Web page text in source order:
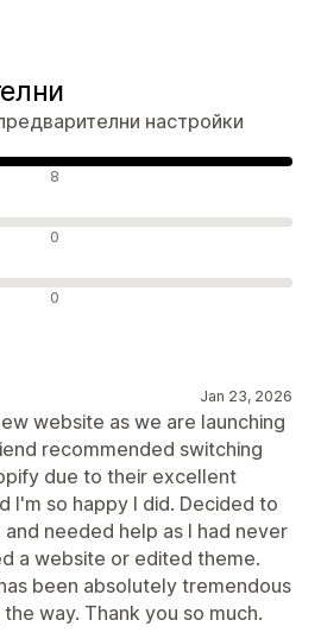
настройки
8
0
0
Jan 23, 2026
website as we are launching
recommended switching
due to their excellent
I'm so happy I did. Decided to
needed help as I had never
a website or edited theme.
been absolutely tremendous
way. Thank you so much.